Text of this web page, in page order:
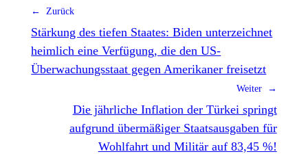
← Zurück
Stärkung des tiefen Staates: Biden unterzeichnet
heimlich eine Verfügung, die den US-
Überwachungsstaat gegen Amerikaner freisetzt
Weiter →
Die jährliche Inflation der Türkei springt
aufgrund übermäßiger Staatsausgaben für
Wohlfahrt und Militär auf 83,45 %!